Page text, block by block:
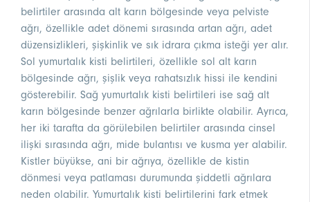
belirtiler arasında alt karın bölgesinde veya pelviste
ağrı, özellikle adet dönemi sırasında artan ağrı, adet
düzensizlikleri, şişkinlik ve sık idrara çıkma isteği yer alır.
Sol yumurtalık kisti belirtileri, özellikle sol alt karın
bölgesinde ağrı, şişlik veya rahatsızlık hissi ile kendini
gösterebilir. Sağ yumurtalık kisti belirtileri ise sağ alt
karın bölgesinde benzer ağrılarla birlikte olabilir. Ayrıca,
her iki tarafta da görülebilen belirtiler arasında cinsel
ilişki sırasında ağrı, mide bulantısı ve kusma yer alabilir.
Kistler büyükse, ani bir ağrıya, özellikle de kistin
dönmesi veya patlaması durumunda şiddetli ağrılara
neden olabilir. Yumurtalık kisti belirtilerini fark etmek